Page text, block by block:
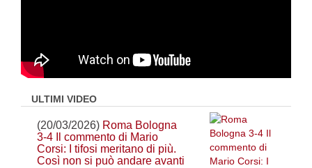
ULTIMI VIDEO
(20/03/2026) Roma Bologna
3-4 Il commento di Mario
Corsi: I tifosi meritano di più.
Così non si può andare avanti